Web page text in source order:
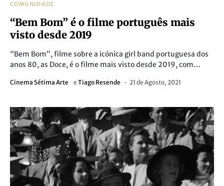
COMUNIDADE
“Bem Bom” é o filme português mais
visto desde 2019
“Bem Bom”, filme sobre a icónica girl band portuguesa dos
anos 80, as Doce, é o filme mais visto desde 2019, com…
Cinema Sétima Arte e Tiago Resende 21 de Agosto, 2021